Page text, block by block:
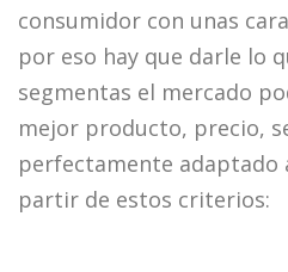
consumidor con unas
por eso hay que darle lo
segmentas el mercado
mejor producto, precio,
perfectamente adaptado
partir de estos criterios: